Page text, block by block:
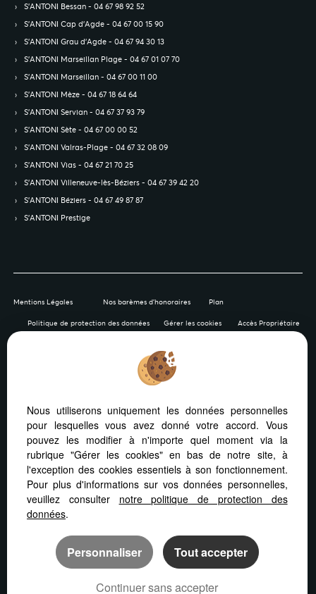
S’ANTONI Bessan - 04 67 98 92 52
S’ANTONI Cap d'Agde - 04 67 00 15 90
S’ANTONI Grau d'Agde - 04 67 94 30 13
S’ANTONI Marseillan Plage - 04 67 01 07 70
S’ANTONI Marseillan - 04 67 00 11 00
S’ANTONI Mèze - 04 67 18 64 64
S’ANTONI Servian - 04 67 37 93 79
S’ANTONI Sète - 04 67 00 00 52
S’ANTONI Valras-Plage - 04 67 32 08 09
S’ANTONI Vias - 04 67 21 70 25
S’ANTONI Villeneuve-lès-Béziers - 04 67 39 42 20
S’ANTONI Béziers - 04 67 49 87 87
S’ANTONI Prestige
Mentions Légales Nos barèmes d'honoraires Plan
Politique de protection des données Gérer les cookies Accès Propriétaire
Afin de vous offrir un confort de lecture permanent, depuis
votre PC, votre tablette ou votre smartphone, notre site
s’adapte automatiquement aux différents types d'écrans
Logiciel immobilier Adapt Immo
Nous utiliserons uniquement les données personnelles
pour lesquelles vous avez donné votre accord. Vous
pouvez les modifier à n'importe quel moment via la
rubrique "Gérer les cookies" en bas de notre site, à
l'exception des cookies essentiels à son fonctionnement.
Pour plus d'informations sur vos données personnelles,
veuillez consulter notre politique de protection des
données.
Personnaliser Tout accepter
Continuer sans accepter